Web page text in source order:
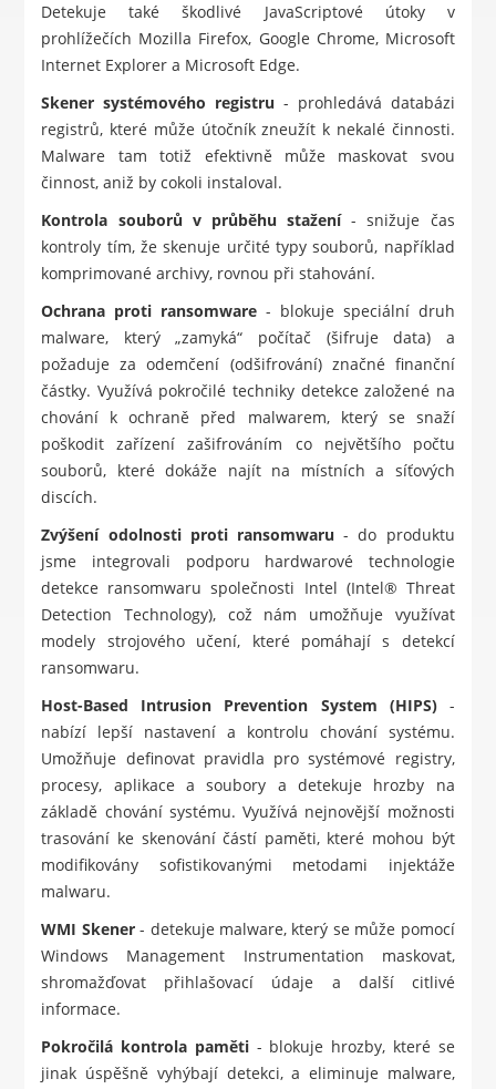
Detekuje také škodlivé JavaScriptové útoky v
prohlížečích Mozilla Firefox, Google Chrome, Microsoft
Internet Explorer a Microsoft Edge.
Skener systémového registru - prohledává databázi
registrů, které může útočník zneužít k nekalé činnosti.
Malware tam totiž efektivně může maskovat svou
činnost, aniž by cokoli instaloval.
Kontrola souborů v průběhu stažení- snižuje čas
kontroly tím, že skenuje určité typy souborů, například
komprimované archivy, rovnou při stahování.
Ochrana proti ransomware - blokuje speciální druh
malware, který „zamyká“ počítač (šifruje data) a
požaduje za odemčení (odšifrování) značné finanční
částky. Využívá pokročilé techniky detekce založené na
chování k ochraně před malwarem, který se snaží
poškodit zařízení zašifrováním co největšího počtu
souborů, které dokáže najít na místních a síťových
discích.
Zvýšení odolnosti proti ransomwaru - do produktu
jsme integrovali podporu hardwarové technologie
detekce ransomwaru společnosti Intel (Intel® Threat
Detection Technology), což nám umožňuje využívat
modely strojového učení, které pomáhají s detekcí
ransomwaru.
Host-Based Intrusion Prevention System (HIPS)-
nabízí lepší nastavení a kontrolu chování systému.
Umožňuje definovat pravidla pro systémové registry,
procesy, aplikace a soubory a detekuje hrozby na
základě chování systému. Využívá nejnovější možnosti
trasování ke skenování částí paměti, které mohou být
modifikovány sofistikovanými metodami injektáže
malwaru.
WMI Skener- detekuje malware, který se může pomocí
Windows Management Instrumentation maskovat,
shromažďovat přihlašovací údaje a další citlivé
informace.
Pokročilá kontrola paměti- blokuje hrozby, které se
jinak úspěšně vyhýbají detekci, a eliminuje malware,